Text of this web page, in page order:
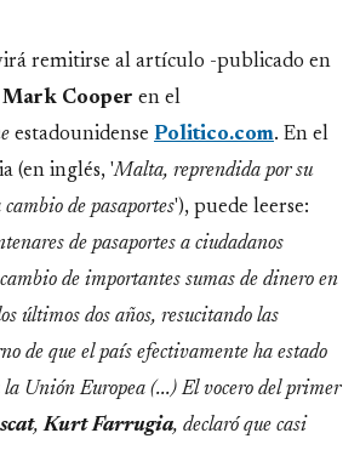
remitirse al artículo -publicado en
Mark Cooper en el
estadounidense Politico.com. En el
(en inglés, 'Malta, reprendida por su
de pasaportes'), puede leerse:
de pasaportes a ciudadanos
de importantes sumas de dinero en
últimos dos años, resucitando las
de que el país efectivamente ha estado
la Unión Europea (...) El vocero del primer
,Kurt Farrugia, declaró que casi